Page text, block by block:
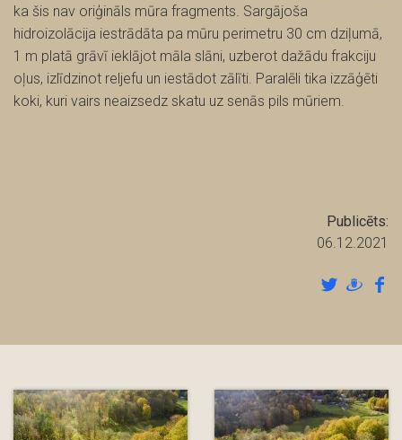
ka šis nav oriģināls mūra fragments. Sargājoša
hidroizolācija iestrādāta pa mūru perimetru 30 cm dziļumā,
1 m platā grāvī ieklājot māla slāni, uzberot dažādu frakciju
oļus, izlīdzinot reljefu un iestādot zālīti. Paralēli tika izzāģēti
koki, kuri vairs neaizsedz skatu uz senās pils mūriem.
Publicēts:
06.12.2021